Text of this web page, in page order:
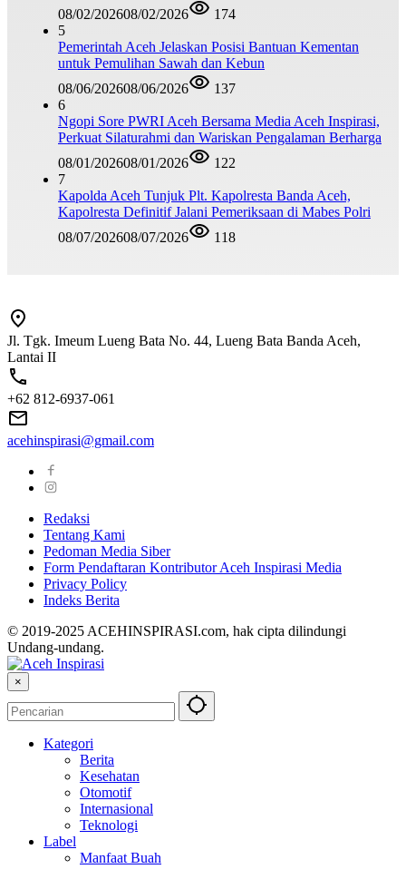
08/02/202608/02/2026
174
5
Pemerintah Aceh Jelaskan Posisi Bantuan Kementan
untuk Pemulihan Sawah dan Kebun
08/06/202608/06/2026
137
6
Ngopi Sore PWRI Aceh Bersama Media Aceh Inspirasi,
Perkuat Silaturahmi dan Wariskan Pengalaman Berharga
08/01/202608/01/2026
122
7
Kapolda Aceh Tunjuk Plt. Kapolresta Banda Aceh,
Kapolresta Definitif Jalani Pemeriksaan di Mabes Polri
08/07/202608/07/2026 118
Jl. Tgk. Imeum Lueng Bata No. 44, Lueng Bata Banda Aceh,
Lantai II
+62 812-6937-061
acehinspirasi@gmail.com
Redaksi
Tentang Kami
Pedoman Media Siber
Form Pendaftaran Kontributor Aceh Inspirasi Media
Privacy Policy
Indeks Berita
© 2019-2025 ACEHINSPIRASI.com, hak cipta dilindungi
Undang-undang.
×
Kategori
Berita
Kesehatan
Otomotif
Internasional
Teknologi
Label
Manfaat Buah